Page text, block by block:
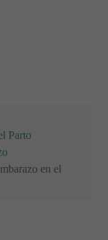
Parto
en el